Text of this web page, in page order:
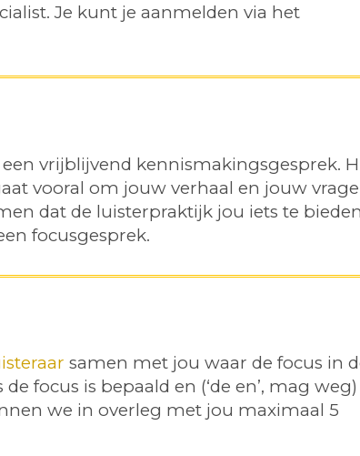
Je kunt je aanmelden via het
vrijblijvend kennismakingsgesprek.
vooral om jouw verhaal en jouw
dat de luisterpraktijk jou iets te
focusgesprek.
samen met jou waar de focus in
focus is bepaald en (‘de en’, mag
we in overleg met jou maximaal 5